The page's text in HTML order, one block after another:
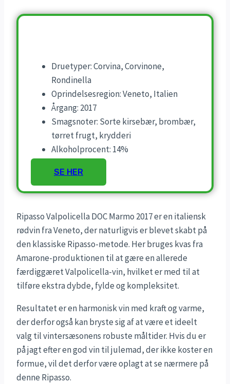
Druetyper: Corvina, Corvinone,
Rondinella
Oprindelsesregion: Veneto, Italien
Årgang: 2017
Smagsnoter: Sorte kirsebær, brombær,
tørret frugt, krydderi
Alkoholprocent: 14%
SE HER
Ripasso Valpolicella DOC Marmo 2017 er en italiensk
rødvin fra Veneto, der naturligvis er blevet skabt på
den klassiske Ripasso-metode. Her bruges kvas fra
Amarone-produktionen til at gære en allerede
færdiggæret Valpolicella-vin, hvilket er med til at
tilføre ekstra dybde, fylde og kompleksitet.
Resultatet er en harmonisk vin med kraft og varme,
der derfor også kan bryste sig af at være et ideelt
valg til vintersæsonens robuste måltider. Hvis du er
på jagt efter en god vin til julemad, der ikke koster en
formue, vil det derfor være oplagt at se nærmere på
denne Ripasso.